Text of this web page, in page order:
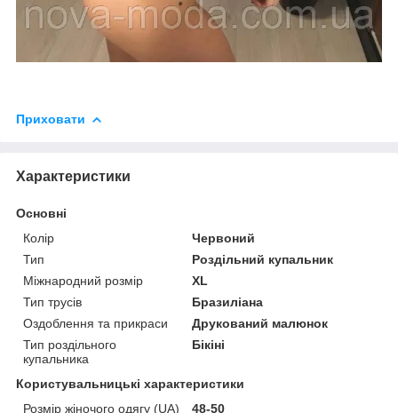
Приховати
Характеристики
Основні
Колір
Червоний
Тип
Роздільний купальник
Міжнародний розмір
XL
Тип трусів
Бразиліана
Оздоблення та прикраси
Друкований малюнок
Тип роздільного
купальника
Бікіні
Користувальницькі характеристики
Розмір жіночого одягу (UA)
48-50